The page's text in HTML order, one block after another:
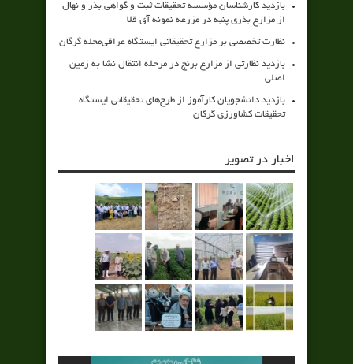
بازدید کارشناسان مؤسسه تحقیقات ثبت و گواهی بذر و نهال
از مزارع بذری پنبه در مزرعه نمونه آق قلا
نظارت تخصصی بر مزارع تحقیقاتی ایستگاه عراقی‌محله گرگان
بازدید نظارتی از مزارع برنج در مرحله انتقال نشا به زمین
اصلی
بازدید دانشجویان کارآموز از طرح‌های تحقیقاتی ایستگاه
تحقیقات کشاورزی گرگان
اخبار در تصویر